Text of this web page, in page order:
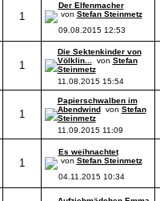
1
Der Elfenmacher
von Stefan Steinmetz
09.08.2015 12:53
1
Die Sektenkinder von
Völklin...
von Stefan
Steinmetz
11.08.2015 15:54
1
Papierschwalben im
Abendwindvon Stefan
Steinmetz
11.09.2015 11:09
1
Es weihnachtet
von Stefan Steinmetz
04.11.2015 10:34